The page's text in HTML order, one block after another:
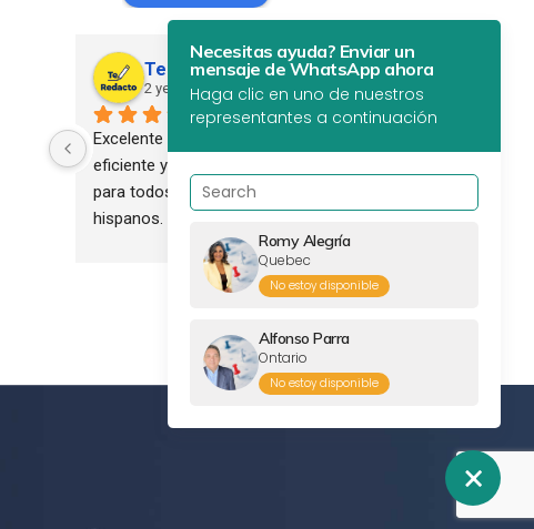
Te Redacto Global
2 years ago
Excelente servicio. Profesional,
eficiente y confiable. Recomendado
para todos los empresarios
hispanos.
Necesitas ayuda? Enviar un
mensaje de WhatsApp ahora
Haga clic en uno de nuestros
representantes a continuación
Romy Alegría
Quebec
No estoy disponible
Alfonso Parra
Ontario
No estoy disponible